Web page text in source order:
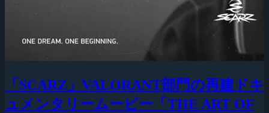
「SCARZ」VALORANT部門の再建ドキ
ュメンタリームービー「THE ART OF